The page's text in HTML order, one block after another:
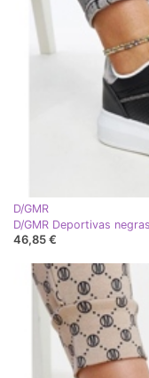
D/GMR
D/GMR Deportivas
46,85 €